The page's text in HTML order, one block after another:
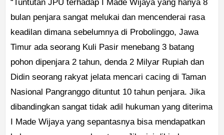
“Tuntutan JPU terhadap I Made Wijaya yang hanya 8
bulan penjara sangat melukai dan mencenderai rasa
keadilan dimana sebelumnya di Probolinggo, Jawa
Timur ada seorang Kuli Pasir menebang 3 batang
pohon dipenjara 2 tahun, denda 2 Milyar Rupiah dan
Didin seorang rakyat jelata mencari cacing di Taman
Nasional Pangranggo dituntut 10 tahun penjara. Jika
dibandingkan sangat tidak adil hukuman yang diterima
I Made Wijaya yang sepantasnya bisa mendapatkan